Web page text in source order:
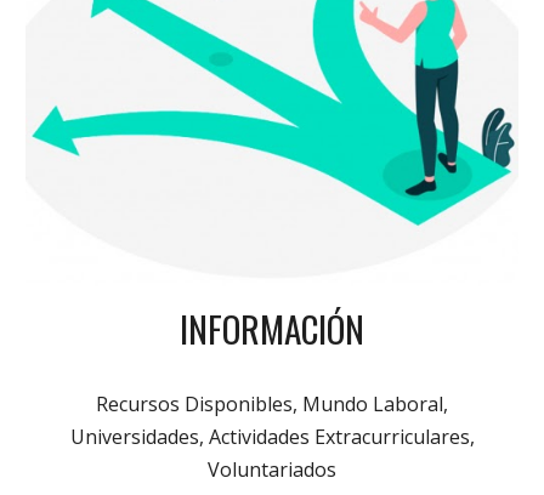
INFORMACIÓN
Recursos Disponibles, Mundo Laboral,
Universidades, Actividades Extracurriculares,
Voluntariados